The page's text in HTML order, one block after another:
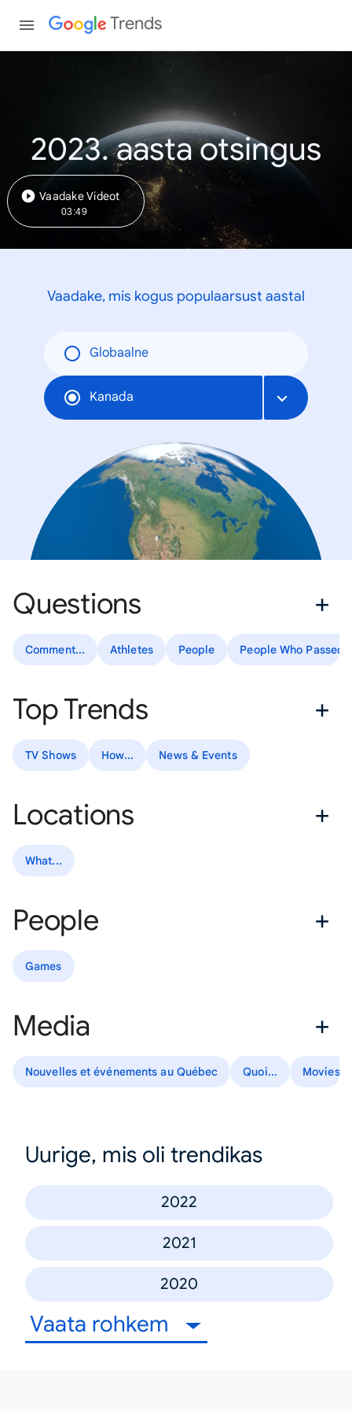
Trends
2023. aasta otsingus
Vaadake Videot
03:49
Vaadake, mis kogus populaarsust aastal
Globaalne
Kanada
Questions
Comment... Athletes People People Who Passed
Top Trends
TV Shows How... News & Events
Locations
What...
People
Games
Media
Nouvelles et événements au Québec Quoi... Movies
Uurige, mis oli trendikas
2022
2021
2020
Vaata rohkem